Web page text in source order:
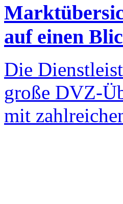
auf einen
Die
große DVZ-
mit